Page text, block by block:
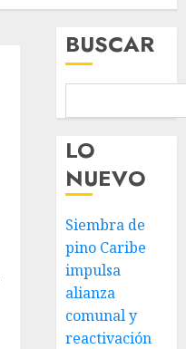
BUSCAR
LO
NUEVO
Siembra de
pino Caribe
impulsa
alianza
comunal y
reactivación